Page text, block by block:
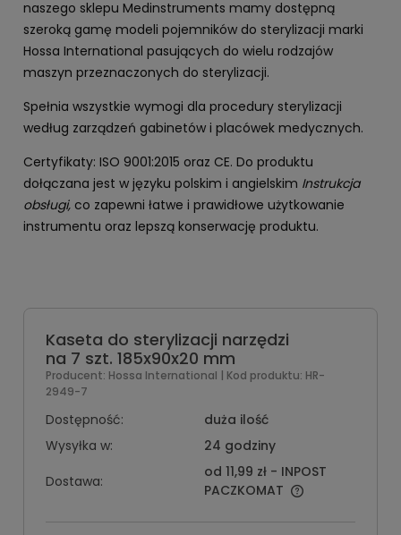
naszego sklepu Medinstruments mamy dostępną
szeroką gamę modeli pojemników do sterylizacji marki
Hossa International pasujących do wielu rodzajów
maszyn przeznaczonych do sterylizacji.
Spełnia wszystkie wymogi dla procedury sterylizacji
według zarządzeń gabinetów i placówek medycznych.
Certyfikaty: ISO 9001:2015 oraz CE. Do produktu
dołączana jest w języku polskim i angielskim Instrukcja
obsługi, co zapewni łatwe i prawidłowe użytkowanie
instrumentu oraz lepszą konserwację produktu.
Kaseta do sterylizacji narzędzi
na 7 szt. 185x90x20 mm
Producent: Hossa International | Kod produktu: HR-
2949-7
Dostępność:
duża ilość
Wysyłka w:
24 godziny
Dostawa:
od 11,99 zł - INPOST
PACZKOMAT